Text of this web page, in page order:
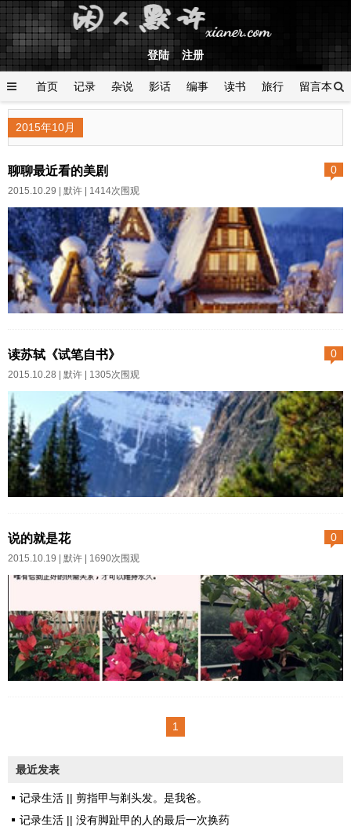
登陆 注册
首页 记录 杂说 影话 编事 读书 旅行 留言本
登陆
2015年10月
0
聊聊最近看的美剧
2015.10.29 | 默许 | 1414次围观
大小: 小 中 大 休养的时
单》，《国土安全》，《权力的
游戏》，《纸牌屋》…… 基
本上这几部连续剧都属于暗黑系
列。 当然了，凡是涉及统
治，总是难免龌蹉。哪个国家都
不例外。只不过美国政府对于影
大胆而已。也因此，那些银屏上
挑战我的三观底线。 《权力
的游戏》更甚。其血腥，色情，
残暴，阴暗，无不至极。...
0
读苏轼《试笔自书》
2015.10.28 | 默许 | 1305次围观
大小: 小 中 大 最近给自己的
任务就是，争取每天读一篇小古
文。今天看的是苏轼的《试笔自
书》。所谓试笔自书，应该是苏
轼新得了纸笔，信马由缰自己写
给自己的一段小文。 引用内容吾
始至南海，环视天水无际，凄然
伤之曰：“何时得出此岛耶？”已而
少焉水涸，蚁即径去，见其类，...
0
说的就是花
2015.10.19 | 默许 | 1690次围观
花凋落，花园里最引人瞩目的就
冬季叶落，要重剪修枝，令其保
温休眠。待到来年三、四月份，
1
最近发表
记录生活 || 剪指甲与剃头发。是我爸。
记录生活 || 没有脚趾甲的人的最后一次换药